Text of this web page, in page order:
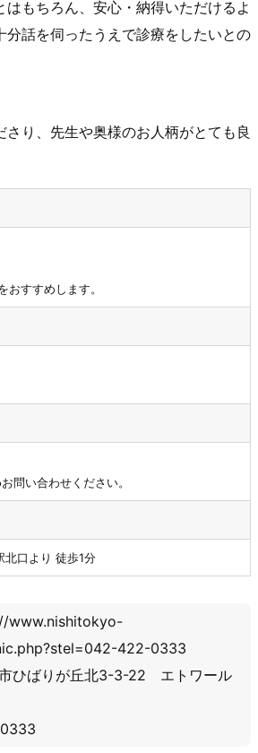
もちろん、安心・納得いただけるよ
分話を伺ったうえで診療をしたいとの
さり、先生や奥様のお人柄がとても良
おすすめします。
問い合わせください。
北口より 徒歩1分
www.nishitokyo-
422-0333
ひばりが丘北3-3-22 エトワール